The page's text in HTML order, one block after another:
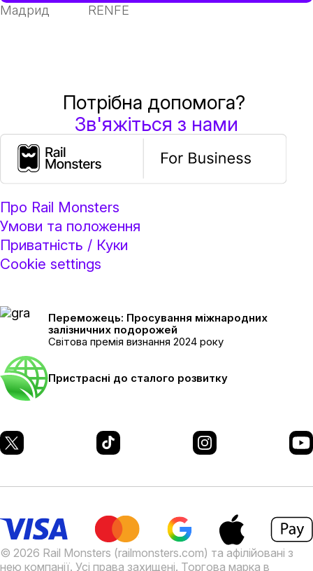
Мадрид RENFE
Потрібна допомога?
Зв'яжіться з нами
Про Rail Monsters
Умови та положення
Приватність / Куки
Cookie settings
Переможець: Просування міжнародних
залізничних подорожей
Світова премія визнання 2024 року
Пристрасні до сталого розвитку
© 2026 Rail Monsters (railmonsters.com) та афілійовані з
нею компанії. Усі права захищені. Торгова марка в